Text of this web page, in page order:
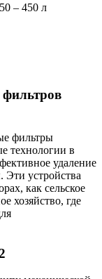
– 450 л
фильтры
технологии в
удаление
Эти устройства
как сельское
хозяйство, где